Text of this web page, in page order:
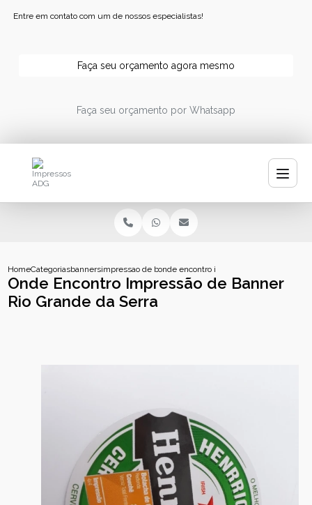
Entre em contato com um de nossos especialistas!
Faça seu orçamento agora mesmo
Faça seu orçamento por Whatsapp
HomeCategoriasbannersimpressao de banneronde encontro impressao de banner rio
Onde Encontro Impressão de Banner
Rio Grande da Serra